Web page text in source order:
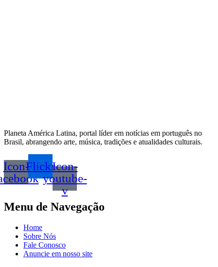
Planeta América Latina, portal líder em notícias em português no
Brasil, abrangendo arte, música, tradições e atualidades culturais.
Icon-FlickrIcon-
youtube-
v
Menu de Navegação
Home
Sobre Nós
Fale Conosco
Anuncie em nosso site